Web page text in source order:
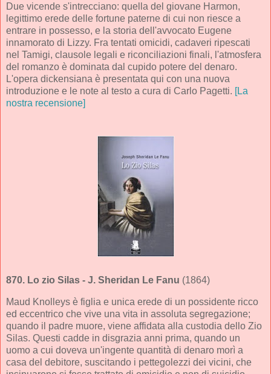
Due vicende s'intrecciano: quella del giovane Harmon,
legittimo erede delle fortune paterne di cui non riesce a
entrare in possesso, e la storia dell'avvocato Eugene
innamorato di Lizzy. Fra tentati omicidi, cadaveri ripescati
nel Tamigi, clausole legali e riconciliazioni finali, l'atmosfera
del romanzo è dominata dal cupido potere del denaro.
L'opera dickensiana è presentata qui con una nuova
introduzione e le note al testo a cura di Carlo Pagetti. [La
nostra recensione]
870. Lo zio Silas - J. Sheridan Le Fanu (1864)
Maud Knolleys è figlia e unica erede di un possidente ricco
ed eccentrico che vive una vita in assoluta segregazione;
quando il padre muore, viene affidata alla custodia dello Zio
Silas. Questi cadde in disgrazia anni prima, quando un
uomo a cui doveva un'ingente quantità di denaro morì a
casa del debitore, suscitando i pettegolezzi dei vicini, che